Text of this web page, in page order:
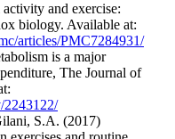
and exercise:
biology. Available at:
articles/PMC7284931/
is a major
The Journal of
2243122/
S.A. (2017)